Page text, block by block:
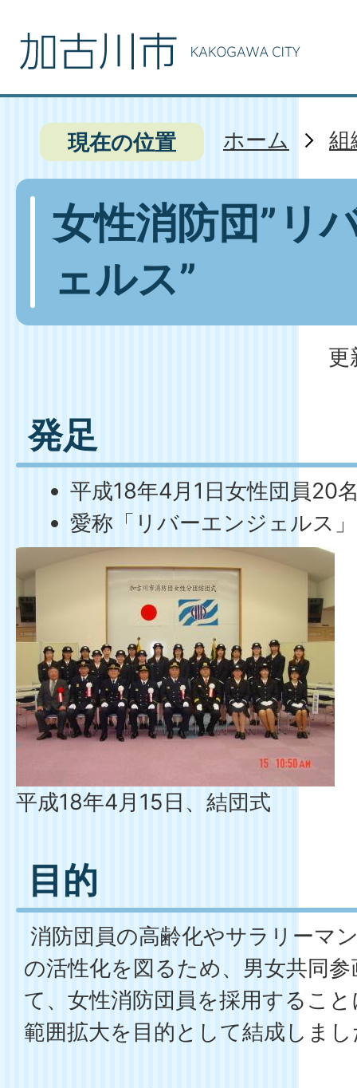
現在の位置 ホーム 組
女性消防団”リ
ェルス”
更
発足
平成18年4月1日女性団員20
愛称「リバーエンジェルス
平成18年4月15日、結団式
目的
消防団員の高齢化やサラリーマ
の活性化を図るため、男女共同
て、女性消防団員を採用するこ
範囲拡大を目的として結成しま